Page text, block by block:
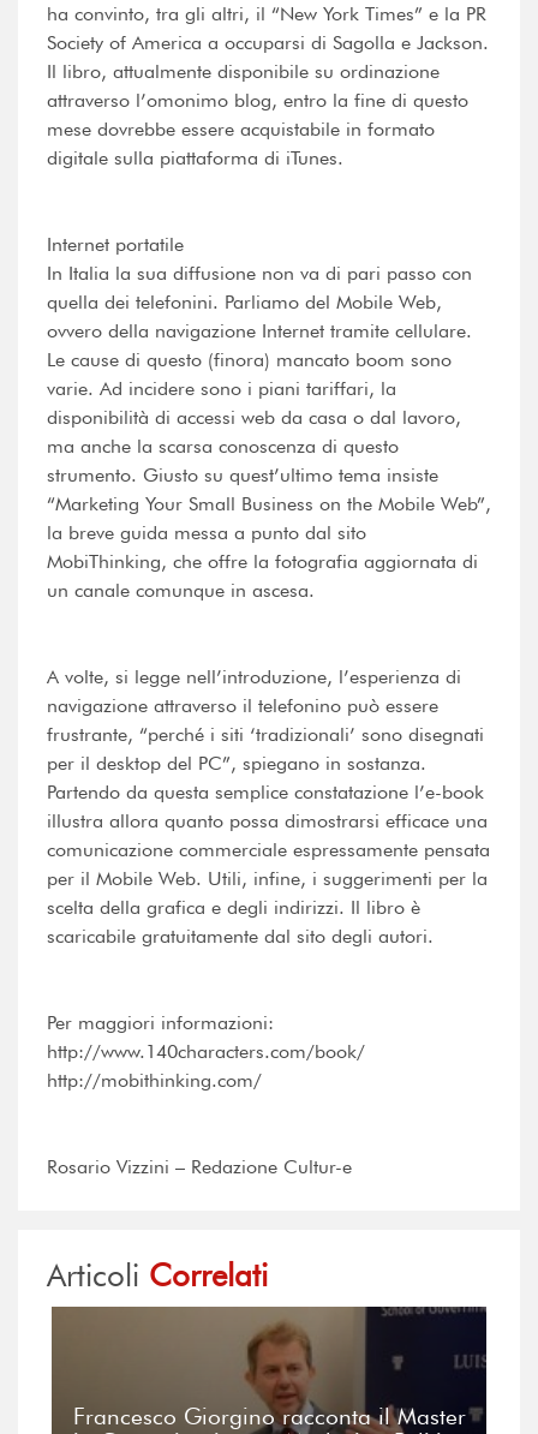
ha convinto, tra gli altri, il “New York Times” e la PR
Society of America a occuparsi di Sagolla e Jackson.
Il libro, attualmente disponibile su ordinazione
attraverso l’omonimo blog, entro la fine di questo
mese dovrebbe essere acquistabile in formato
digitale sulla piattaforma di iTunes.
Internet portatile
In Italia la sua diffusione non va di pari passo con
quella dei telefonini. Parliamo del Mobile Web,
ovvero della navigazione Internet tramite cellulare.
Le cause di questo (finora) mancato boom sono
varie. Ad incidere sono i piani tariffari, la
disponibilità di accessi web da casa o dal lavoro,
ma anche la scarsa conoscenza di questo
strumento. Giusto su quest’ultimo tema insiste
“Marketing Your Small Business on the Mobile Web”,
la breve guida messa a punto dal sito
MobiThinking, che offre la fotografia aggiornata di
un canale comunque in ascesa.
A volte, si legge nell’introduzione, l’esperienza di
navigazione attraverso il telefonino può essere
frustrante, “perché i siti ‘tradizionali’ sono disegnati
per il desktop del PC”, spiegano in sostanza.
Partendo da questa semplice constatazione l’e-book
illustra allora quanto possa dimostrarsi efficace una
comunicazione commerciale espressamente pensata
per il Mobile Web. Utili, infine, i suggerimenti per la
scelta della grafica e degli indirizzi. Il libro è
scaricabile gratuitamente dal sito degli autori.
Per maggiori informazioni:
http://www.140characters.com/book/
http://mobithinking.com/
Rosario Vizzini – Redazione Cultur-e
Articoli Correlati
Francesco Giorgino racconta il Master